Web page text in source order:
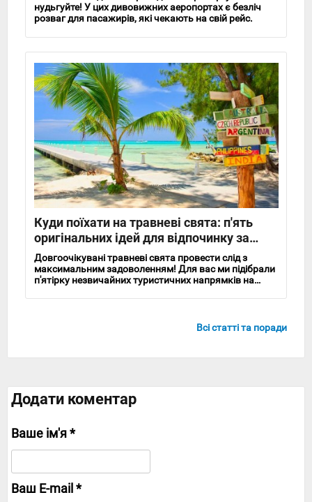
нудьгуйте! У цих дивовижних аеропортах є безліч
розваг для пасажирів, які чекають на свій рейс.
Куди поїхати на травневі свята: п'ять
оригінальних ідей для відпочинку за
кордоном
Довгоочікувані травневі свята провести слід з
максимальним задоволенням! Для вас ми підібрали
п'ятірку незвичайних туристичних напрямків на
Всі статті та поради
Додати коментар
Ваше ім'я *
Ваш E-mail *